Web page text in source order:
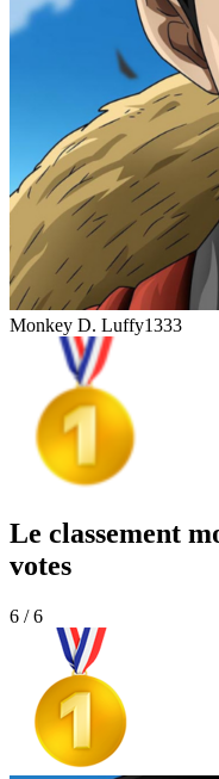
Monkey D. Luffy1333
Le classement
votes
6 / 6